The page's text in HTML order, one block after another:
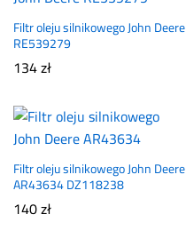
Filtr oleju silnikowego John Deere
RE539279
134zł
Filtr oleju silnikowego John Deere
AR43634 DZ118238
140zł